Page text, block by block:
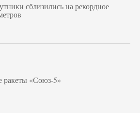
сблизились на рекордное
ракеты «Союз‑5»